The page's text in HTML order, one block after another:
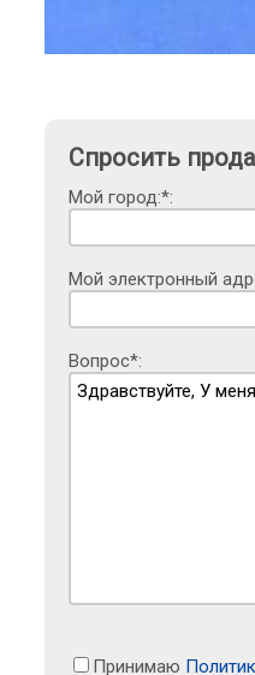
Спросить
Мой город:*:
Мой электронный
Вопрос*:
Принимаю